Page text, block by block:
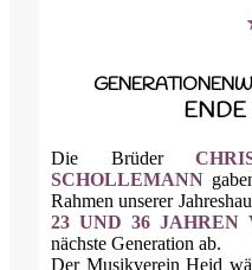
ENDE
Die Brüder
SCHOLLEMANN
Rahmen unserer
23 UND 36 JAHREN
nächste Generation ab.
Der Musikverein Heid